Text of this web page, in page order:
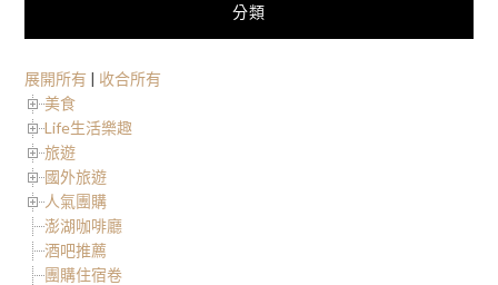
分類
展開所有 | 收合所有
美食
Life生活樂趣
旅遊
國外旅遊
人氣團購
澎湖咖啡廳
酒吧推薦
團購住宿卷